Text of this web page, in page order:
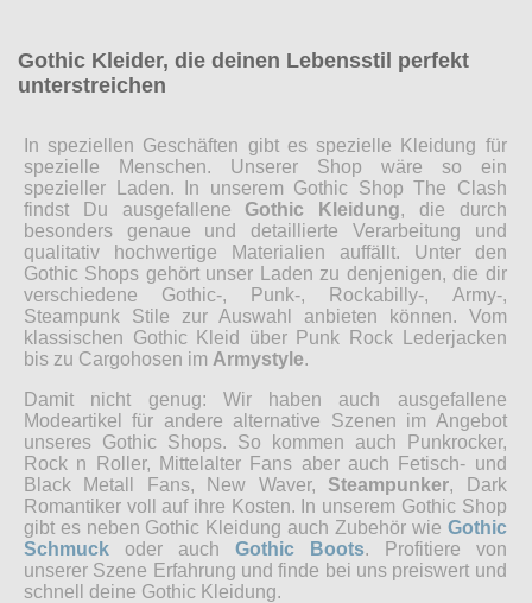
Gothic Kleider, die deinen Lebensstil perfekt
unterstreichen
In speziellen Geschäften gibt es spezielle Kleidung für
spezielle Menschen. Unserer Shop wäre so ein
spezieller Laden. In unserem Gothic Shop The Clash
findst Du ausgefallene Gothic Kleidung, die durch
besonders genaue und detaillierte Verarbeitung und
qualitativ hochwertige Materialien auffällt. Unter den
Gothic Shops gehört unser Laden zu denjenigen, die dir
verschiedene Gothic-, Punk-, Rockabilly-, Army-,
Steampunk Stile zur Auswahl anbieten können. Vom
klassischen Gothic Kleid über Punk Rock Lederjacken
bis zu Cargohosen im Armystyle.
Damit nicht genug: Wir haben auch ausgefallene
Modeartikel für andere alternative Szenen im Angebot
unseres Gothic Shops. So kommen auch Punkrocker,
Rock n Roller, Mittelalter Fans aber auch Fetisch- und
Black Metall Fans, New Waver, Steampunker, Dark
Romantiker voll auf ihre Kosten. In unserem Gothic Shop
gibt es neben Gothic Kleidung auch Zubehör wie Gothic
Schmuck oder auch Gothic Boots. Profitiere von
unserer Szene Erfahrung und finde bei uns preiswert und
schnell deine Gothic Kleidung.